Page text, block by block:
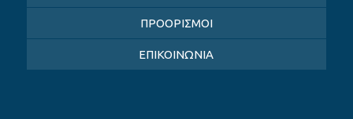
ΠΡΟΟΡΙΣΜΟΙ
ΕΠΙΚΟΙΝΩΝΙΑ